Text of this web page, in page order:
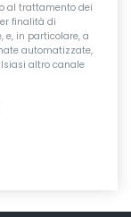
al trattamento dei
finalità di
e, in particolare, a
automatizzate,
altro canale